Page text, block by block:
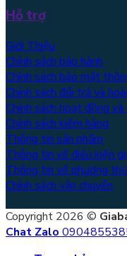
Hỗ trợ
Giới Thiệu
Chính sách bảo hành
Chính sách bảo mật
Chính sách đổi trả và
Chính sách hoạt động
Chính sách kiểm hàng
Thông tin sản phẩm
Thông tin về điều kiện
Thông tin về phương
Chính sách vận chuyển
Copyright 2026 ©
Chat Zalo